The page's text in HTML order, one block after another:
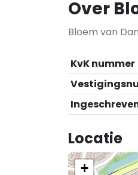
Over
Bloem van
KvK nummer
Locatie
+